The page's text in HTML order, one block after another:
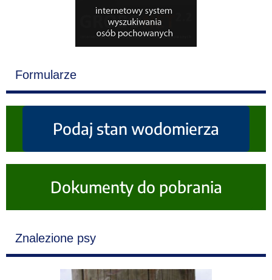
Formularze
Podaj stan wodomierza
Dokumenty do pobrania
Znalezione psy